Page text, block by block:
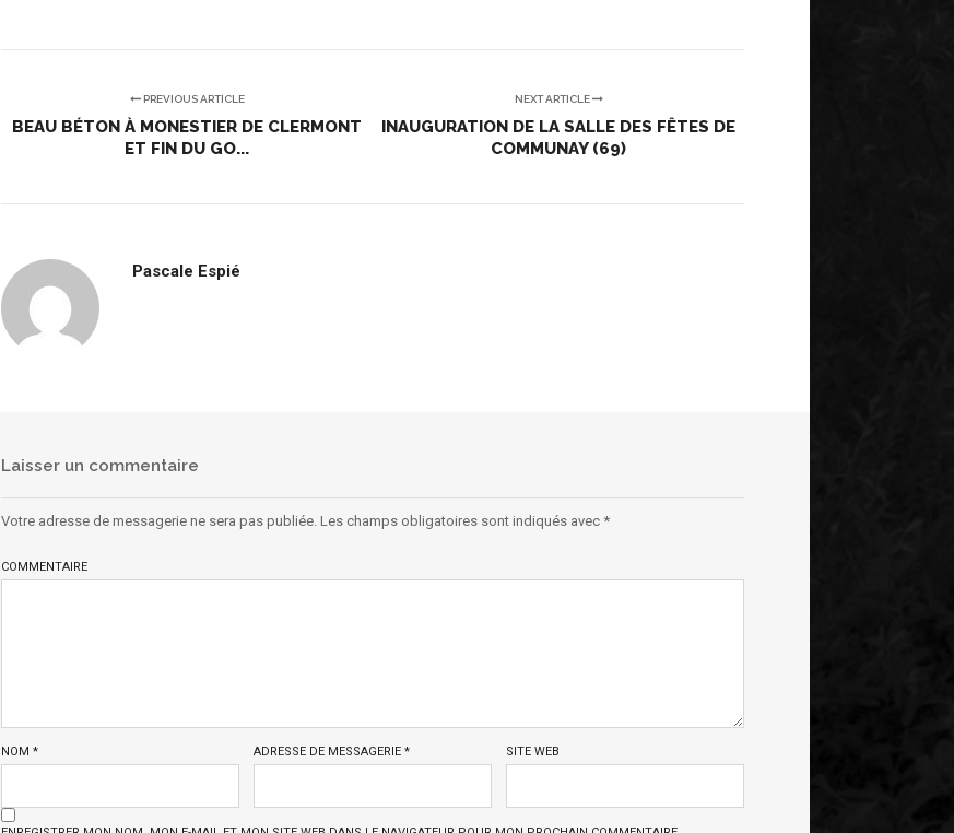
PREVIOUS ARTICLE
BEAU BÉTON À MONESTIER DE CLERMONT
ET FIN DU GO...
NEXT ARTICLE
INAUGURATION DE LA SALLE DES FÊTES DE
COMMUNAY (69)
Pascale Espié
Laisser un commentaire
Votre adresse de messagerie ne sera pas publiée. Les champs obligatoires sont indiqués avec *
COMMENTAIRE
NOM * ADRESSE DE MESSAGERIE* SITE WEB